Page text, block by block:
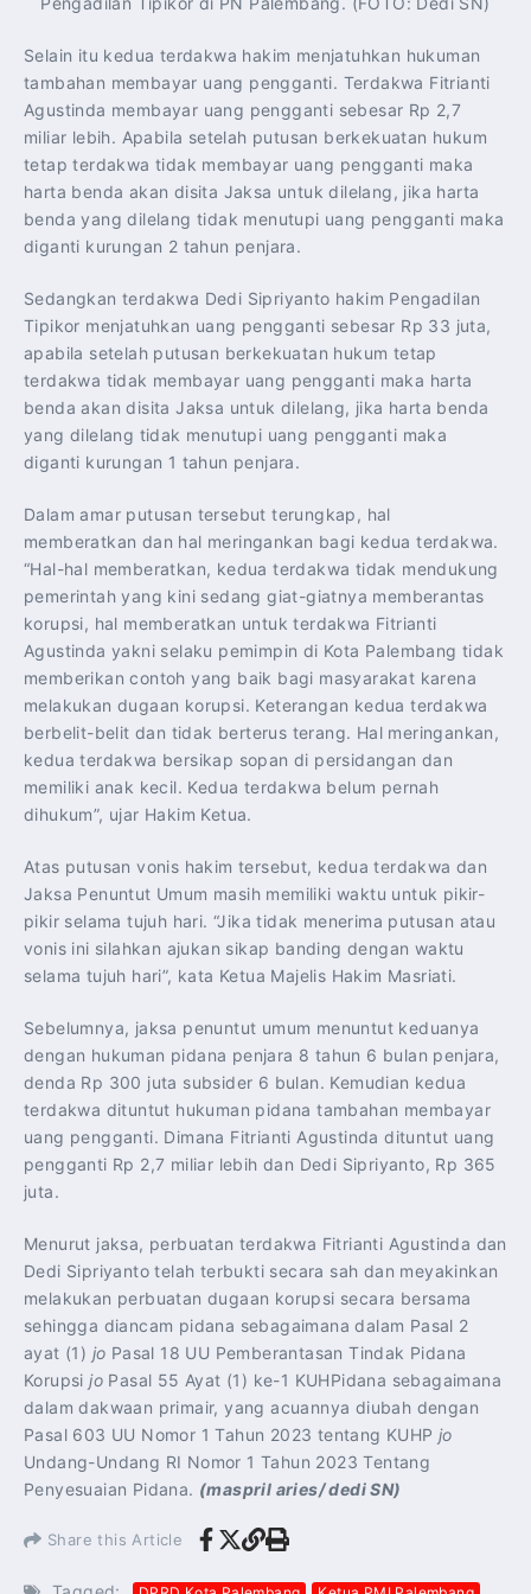
Selain itu kedua terdakwa hakim menjatuhkan hukuman
tambahan membayar uang pengganti. Terdakwa Fitrianti
Agustinda membayar uang pengganti sebesar Rp 2,7
miliar lebih. Apabila setelah putusan berkekuatan hukum
tetap terdakwa tidak membayar uang pengganti maka
harta benda akan disita Jaksa untuk dilelang, jika harta
benda yang dilelang tidak menutupi uang pengganti maka
diganti kurungan 2 tahun penjara.
Sedangkan terdakwa Dedi Sipriyanto hakim Pengadilan
Tipikor menjatuhkan uang pengganti sebesar Rp 33 juta,
apabila setelah putusan berkekuatan hukum tetap
terdakwa tidak membayar uang pengganti maka harta
benda akan disita Jaksa untuk dilelang, jika harta benda
yang dilelang tidak menutupi uang pengganti maka
diganti kurungan 1 tahun penjara.
Dalam amar putusan tersebut terungkap, hal
memberatkan dan hal meringankan bagi kedua terdakwa.
“Hal-hal memberatkan, kedua terdakwa tidak mendukung
pemerintah yang kini sedang giat-giatnya memberantas
korupsi, hal memberatkan untuk terdakwa Fitrianti
Agustinda yakni selaku pemimpin di Kota Palembang tidak
memberikan contoh yang baik bagi masyarakat karena
melakukan dugaan korupsi. Keterangan kedua terdakwa
berbelit-belit dan tidak berterus terang. Hal meringankan,
kedua terdakwa bersikap sopan di persidangan dan
memiliki anak kecil. Kedua terdakwa belum pernah
dihukum”, ujar Hakim Ketua.
Atas putusan vonis hakim tersebut, kedua terdakwa dan
Jaksa Penuntut Umum masih memiliki waktu untuk pikir-
pikir selama tujuh hari. “Jika tidak menerima putusan atau
vonis ini silahkan ajukan sikap banding dengan waktu
selama tujuh hari”, kata Ketua Majelis Hakim Masriati.
Sebelumnya, jaksa penuntut umum menuntut keduanya
dengan hukuman pidana penjara 8 tahun 6 bulan penjara,
denda Rp 300 juta subsider 6 bulan. Kemudian kedua
terdakwa dituntut hukuman pidana tambahan membayar
uang pengganti. Dimana Fitrianti Agustinda dituntut uang
pengganti Rp 2,7 miliar lebih dan Dedi Sipriyanto, Rp 365
juta.
Menurut jaksa, perbuatan terdakwa Fitrianti Agustinda dan
Dedi Sipriyanto telah terbukti secara sah dan meyakinkan
melakukan perbuatan dugaan korupsi secara bersama
sehingga diancam pidana sebagaimana dalam Pasal 2
ayat (1) jo Pasal 18 UU Pemberantasan Tindak Pidana
Korupsijo Pasal 55 Ayat (1) ke-1 KUHPidana sebagaimana
dalam dakwaan primair, yang acuannya diubah dengan
Pasal 603 UU Nomor 1 Tahun 2023 tentang KUHP jo
Undang-Undang RI Nomor 1 Tahun 2023 Tentang
Penyesuaian Pidana. (maspril aries/ dedi SN)
Share this Article